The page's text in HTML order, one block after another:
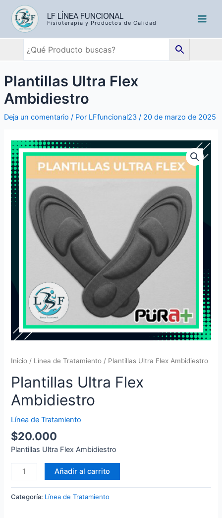
LF LÍNEA FUNCIONAL
Fisioterapia y Productos de Calidad
Plantillas Ultra Flex
Ambidiestro
Deja un comentario / Por LFfuncional23 / 20 de marzo de 2025
Inicio / Línea de Tratamiento / Plantillas Ultra Flex Ambidiestro
Plantillas Ultra Flex
Ambidiestro
Línea de Tratamiento
$20.000
Plantillas Ultra Flex Ambidiestro
Añadir al carrito
Categoría: Línea de Tratamiento